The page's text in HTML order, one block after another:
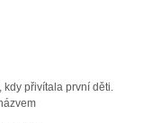
kdy přivítala první děti.